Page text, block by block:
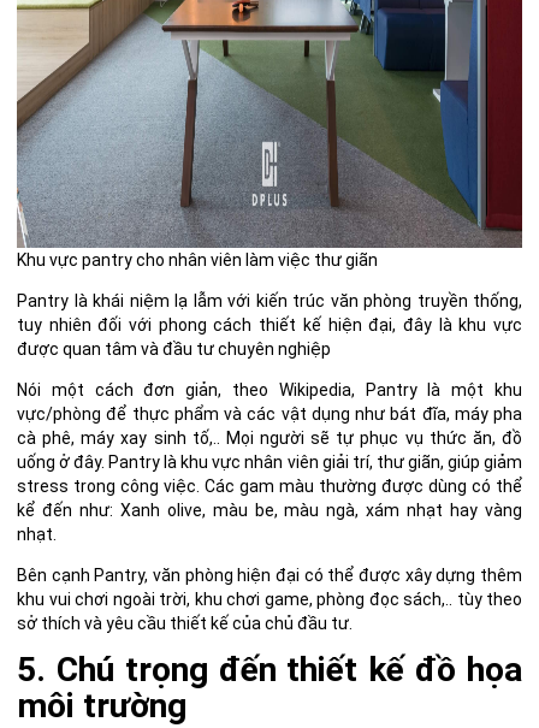
Khu vực pantry cho nhân viên làm việc thư giãn
Pantry là khái niệm lạ lẫm với kiến trúc văn phòng truyền thống,
tuy nhiên đối với phong cách thiết kế hiện đại, đây là khu vực
được quan tâm và đầu tư chuyên nghiệp
Nói một cách đơn giản, theo Wikipedia, Pantry là một khu
vực/phòng để thực phẩm và các vật dụng như bát đĩa, máy pha
cà phê, máy xay sinh tố,.. Mọi người sẽ tự phục vụ thức ăn, đồ
uống ở đây. Pantry là khu vực nhân viên giải trí, thư giãn, giúp giảm
stress trong công việc. Các gam màu thường được dùng có thể
kể đến như: Xanh olive, màu be, màu ngà, xám nhạt hay vàng
nhạt.
Bên cạnh Pantry, văn phòng hiện đại có thể được xây dựng thêm
khu vui chơi ngoài trời, khu chơi game, phòng đọc sách,.. tùy theo
sở thích và yêu cầu thiết kế của chủ đầu tư.
5. Chú trọng đến thiết kế đồ họa
môi trường